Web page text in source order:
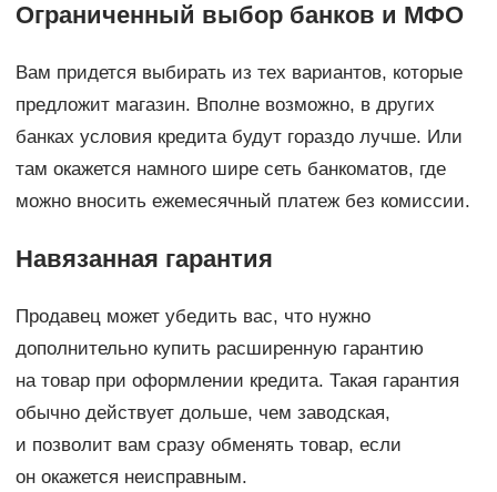
Ограниченный выбор банков и МФО
Вам придется выбирать из тех вариантов, которые
предложит магазин. Вполне возможно, в других
банках условия кредита будут гораздо лучше. Или
там окажется намного шире сеть банкоматов, где
можно вносить ежемесячный платеж без комиссии.
Навязанная гарантия
Продавец может убедить вас, что нужно
дополнительно купить расширенную гарантию
на товар при оформлении кредита. Такая гарантия
обычно действует дольше, чем заводская,
и позволит вам сразу обменять товар, если
он окажется неисправным.